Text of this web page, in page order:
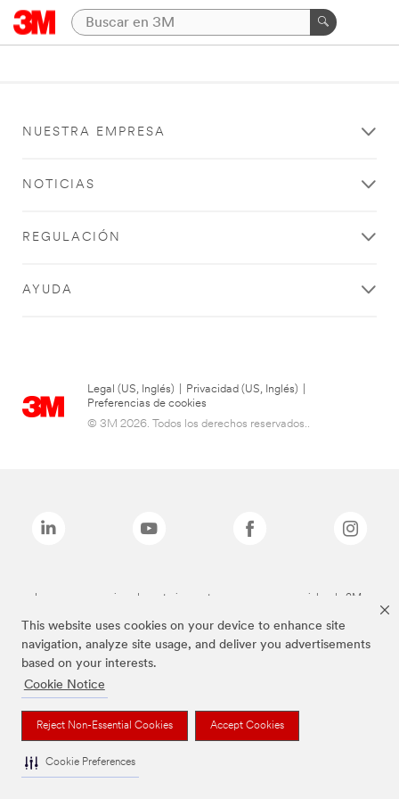
This website uses cookies on your device to enhance site
navigation, analyze site usage, and deliver you advertisements
based on your interests.
Cookie Notice
Reject Non-Essential Cookies Accept Cookies
Cookie Preferences
NUESTRA EMPRESA
NOTICIAS
REGULACIÓN
AYUDA
Legal (US, Inglés) Privacidad (US, Inglés)
Preferencias de cookies
© 3M 2026. Todos los derechos reservados..
Las marcas mencionadas anteriormente son marcas comerciales de 3M.